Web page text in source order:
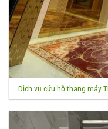
Dịch vụ cứu hộ thang máy